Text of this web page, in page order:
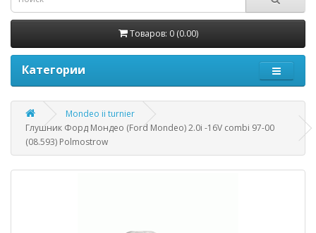
Товаров: 0 (0.00)
Категории
Mondeo ii turnier
Глушник Форд Мондео (Ford Mondeo) 2.0i -16V combi 97-00
(08.593) Polmostrow